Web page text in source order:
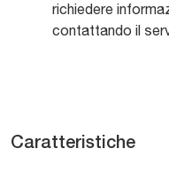
richiedere
contattando il
Caratteristiche